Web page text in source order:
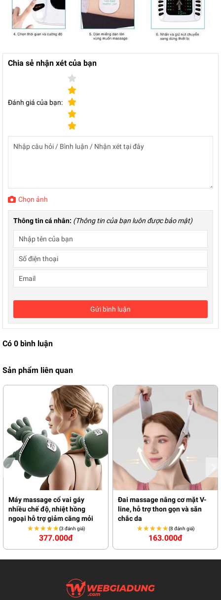
Chia sẻ nhận xét của bạn
Đánh giá của bạn:
Chọn ảnh
Thông tin cá nhân: (Thông tin của bạn luôn được bảo mật)
Gửi bình luận
Có 0 bình luận
Sản phẩm liên quan
Máy massage cổ vai gáy
nhiều chế độ, nhiệt hồng
ngoại hỗ trợ giảm căng mỏi
★★★★★
★★★★★(3 đánh giá)
377.000đ
Đai massage nâng cơ mặt V-
line, hỗ trợ thon gọn và săn
chắc da
★★★★★
★★★★★(8 đánh giá)
163.000đ